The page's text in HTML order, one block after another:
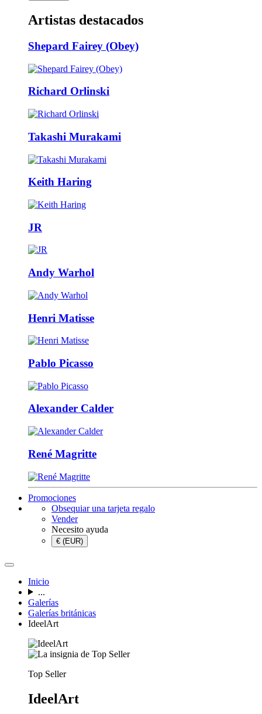
Artistas destacados
Shepard Fairey (Obey)
Richard Orlinski
Takashi Murakami
Keith Haring
JR
Andy Warhol
Henri Matisse
Pablo Picasso
Alexander Calder
René Magritte
Promociones
Obsequiar una tarjeta regalo
Vender
Necesito ayuda
€ (EUR)
Inicio
...
Galerías
Galerías británicas
IdeelArt
Top Seller
IdeelArt